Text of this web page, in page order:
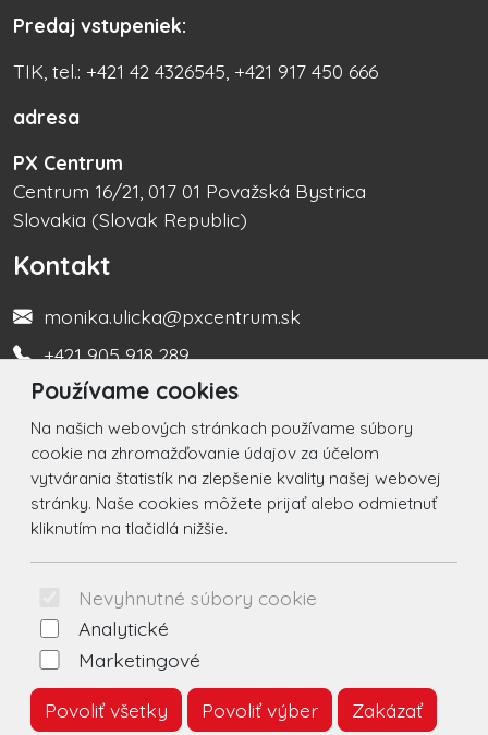
Používame cookies
Na našich webových stránkach používame súbory
cookie na zhromažďovanie údajov za účelom
vytvárania štatistík na zlepšenie kvality našej webovej
stránky. Naše cookies môžete prijať alebo odmietnuť
kliknutím na tlačidlá nižšie.
Nevyhnutné súbory cookie
Analytické
Marketingové
Povoliť všetky Povoliť výber Zakázať
Predaj vstupeniek:
TIK, tel.: +421 42 4326545, +421 917 450 666
adresa
PX Centrum
Centrum 16/21, 017 01 Považská Bystrica
Slovakia (Slovak Republic)
Kontakt
monika.ulicka@pxcentrum.sk
+421 905 918 289
Turistická informačná kancelária +421 917 450 666
Social
Facebook
Instagram
© 2026 Arrabella s.r.o., mayabella s.r.o., Všetky práva